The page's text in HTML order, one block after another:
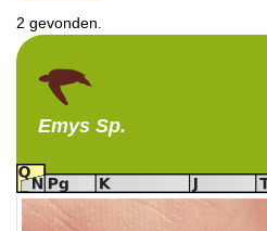
2 gevonden.
Emys Sp.